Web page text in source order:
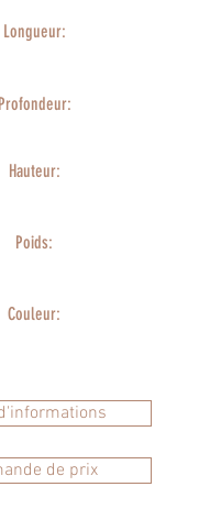
Longueur:
Profondeur:
Hauteur:
Poids:
Couleur:
de prix